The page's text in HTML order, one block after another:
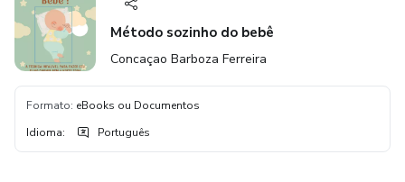
Método sozinho do bebê
Concaçao Barboza Ferreira
Formato: eBooks ou Documentos
Idioma: Português